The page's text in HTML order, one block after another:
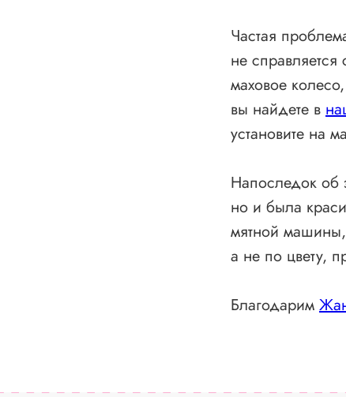
Частая
не
маховое
вы найдете в
установите на
Напоследок об
но и была
мятной
а не по цвету,
Благодарим